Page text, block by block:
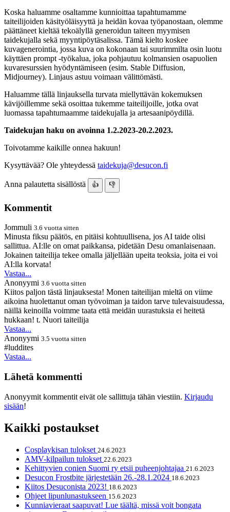
Koska haluamme osaltamme kunnioittaa tapahtumamme
taiteilijoiden käsityöläisyyttä ja heidän kovaa työpanostaan, olemme
päättäneet kieltää tekoälyllä generoidun taiteen myymisen
taidekujalla sekä myyntipöytäsalissa. Tämä kielto koskee
kuvagenerointia, jossa kuva on kokonaan tai suurimmilta osin luotu
käyttäen prompt -työkalua, joka pohjautuu kolmansien osapuolien
kuvaresurssien hyödyntämiseen (esim. Stable Diffusion,
Midjourney). Linjaus astuu voimaan välittömästi.
Haluamme tällä linjauksella turvata miellyttävän kokemuksen
kävijöillemme sekä osoittaa tukemme taiteilijoille, jotka ovat
luomassa tapahtumaamme taidekujalla ja artesaanipöydillä.
Taidekujan haku on avoinna 1.2.2023-20.2.2023.
Toivotamme kaikille onnea hakuun!
Kysyttävää? Ole yhteydessä taidekuja@desucon.fi
Anna palautetta sisällöstä 👍 👎
Kommentit
Jommuli 3.6 vuotta sitten
Minusta fiksu päätös, en pitäisi kohtuullisena, jos AI taide olisi
sallittua. AI:lle on omat paikkansa, pidetään Desu omanlaisenaan.
Jokainen taiteilija tekee omalla jäljellään upeita teoksia, joita ei voi
AI:lla korvata!
Vastaa...
Anonyymi 3.6 vuotta sitten
Kiitos paljon tästä linjauksesta! Monen taiteilijan mieltä on viime
aikoina huolettanut oman työvoiman ja taidon tarve tulevaisuudessa,
näillä keinoilla voimme taata että meidän uurastuksia ei heitetä
hukkaan! t. Nuori taiteilija
Vastaa...
Anonyymi 3.5 vuotta sitten
#luddites
Vastaa...
Lähetä kommentti
Anonyymit kommentit eivät ole sallittuja tähän viestiin. Kirjaudu
sisään!
Kaikki postaukset
Cosplaykisan tulokset 24.6.2023
AMV-kilpailun tulokset 22.6.2023
Kehittyvien conien Suomi ry etsii puheenjohtajaa 21.6.2023
Desucon Frostbite järjestetään 26.-28.1.2024 18.6.2023
Kiitos Desuconista 2023! 18.6.2023
Ohjeet lipunlunastukseen 15.6.2023
Kunniavieraat saapuvat! Lue täältä, missä voit bongata